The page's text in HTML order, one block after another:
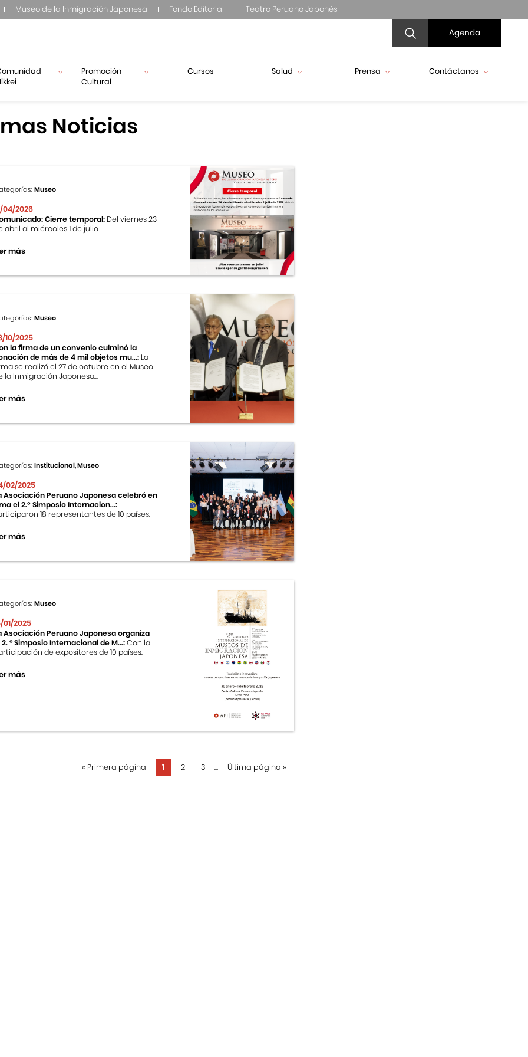
Museo de la Inmigración Japonesa Fondo Editorial Teatro Peruano Japonés
Agenda
Promoción
Cultural
Cursos Salud Prensa Contáctanos
Noticias
Museo
04/2026
Cierre temporal: Del viernes 23
abril al miércoles 1 de julio
más
Museo
10/2025
la firma de un convenio culminó la
de más de 4 mil objetos mu...: La
se realizó el 27 de octubre en el Museo
la Inmigración Japonesa...
más
Institucional, Museo
02/2025
Asociación Peruano Japonesa celebró en
el 2.º Simposio Internacion...:
18 representantes de 10 países.
más
Museo
01/2025
Asociación Peruano Japonesa organiza
2. ° Simposio Internacional de M...:Con la
de expositores de 10 países.
más
« Primera página 1 2 3 ... Última página »